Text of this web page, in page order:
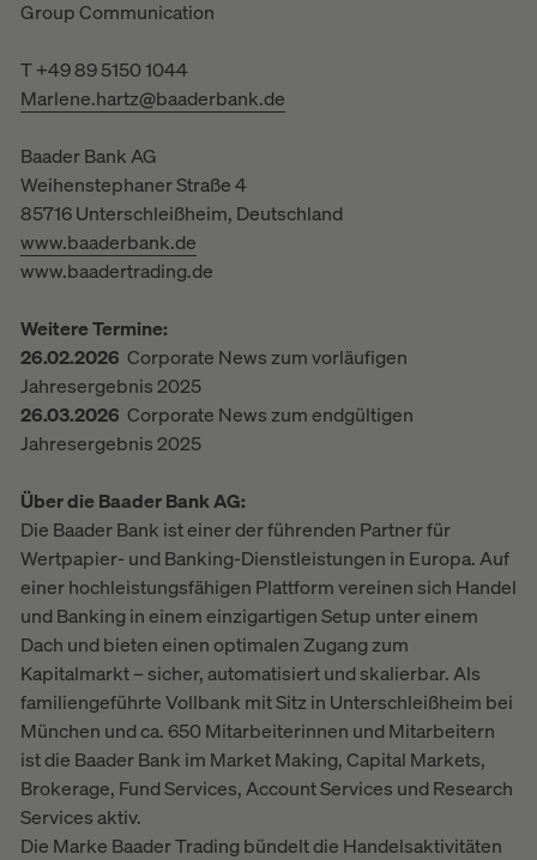
Group Communication
T +49 89 5150 1044
Marlene.hartz@baaderbank.de
Baader Bank AG
Weihenstephaner Straße 4
85716 Unterschleißheim, Deutschland
www.baaderbank.de
www.baadertrading.de
Weitere Termine:
26.02.2026 Corporate News zum vorläufigen
Jahresergebnis 2025
26.03.2026 Corporate News zum endgültigen
Jahresergebnis 2025
Über die Baader Bank AG:
Die Baader Bank ist einer der führenden Partner für
Wertpapier- und Banking-Dienstleistungen in Europa. Auf
einer hochleistungsfähigen Plattform vereinen sich Handel
und Banking in einem einzigartigen Setup unter einem
Dach und bieten einen optimalen Zugang zum
Kapitalmarkt – sicher, automatisiert und skalierbar. Als
familiengeführte Vollbank mit Sitz in Unterschleißheim bei
München und ca. 650 Mitarbeiterinnen und Mitarbeitern
ist die Baader Bank im Market Making, Capital Markets,
Brokerage, Fund Services, Account Services und Research
Services aktiv.
Die Marke Baader Trading bündelt die Handelsaktivitäten